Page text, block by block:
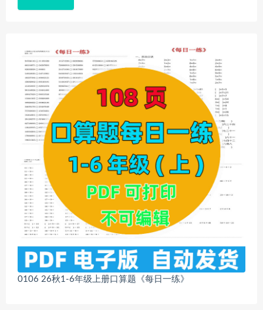
0106 26秋1-6年级上册口算题《每日一练》